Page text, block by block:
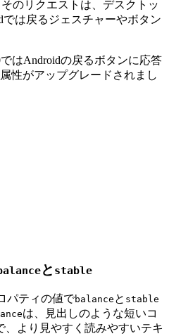
のリクエストは、デスクトッ
では戻るジェスチャーやボタン
はAndroidの戻るボタンに応答
属性がアップグレードされまし
と stable
パティの値でbalance と stable
は、見出しのような短いコ
、より見やすく読みやすいテキ